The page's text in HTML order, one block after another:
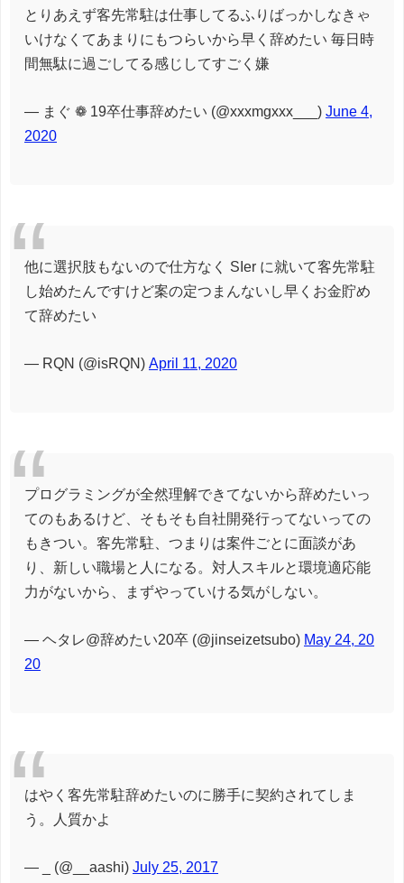
とりあえず客先常駐は仕事してるふりばっかしなきゃ
いけなくてあまりにもつらいから早く辞めたい 毎日時
間無駄に過ごしてる感じしてすごく嫌
— まぐ ❁ 19卒仕事辞めたい (@xxxmgxxx___) June 4,
2020
他に選択肢もないので仕方なく SIer に就いて客先常駐
し始めたんですけど案の定つまんないし早くお金貯め
て辞めたい
— RQN (@isRQN) April 11, 2020
プログラミングが全然理解できてないから辞めたいっ
てのもあるけど、そもそも自社開発行ってないっての
もきつい。客先常駐、つまりは案件ごとに面談があ
り、新しい職場と人になる。対人スキルと環境適応能
力がないから、まずやっていける気がしない。
— ヘタレ@辞めたい20卒 (@jinseizetsubo) May 24, 20
20
はやく客先常駐辞めたいのに勝手に契約されてしま
う。人質かよ
— _ (@__aashi) July 25, 2017